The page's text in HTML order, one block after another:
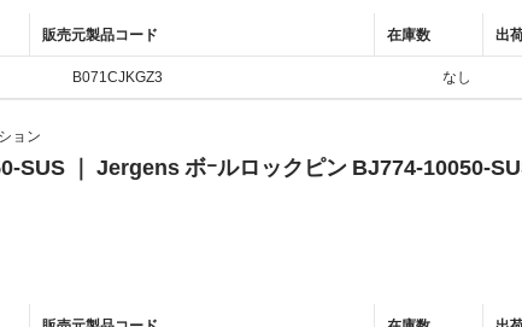
販売元製品コード 在庫数 出
B071CJKGZ3 なし
ョン
SUS ｜ Jergens ボｰルロックピン BJ774-10050-